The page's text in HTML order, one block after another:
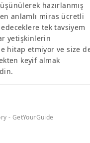
hazırlanmış
anlamlı miras ücretli
tek tavsiyem
yetişkinlerin
hitap etmiyor ve size
keyif almak
- GetYourGuide